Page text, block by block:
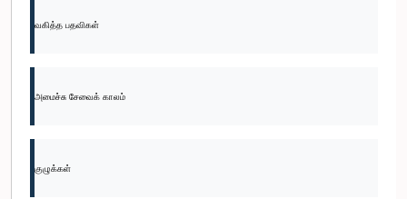
வகித்த பதவிகள்
அமைச்சு சேவைக் காலம்
குழுக்கள்